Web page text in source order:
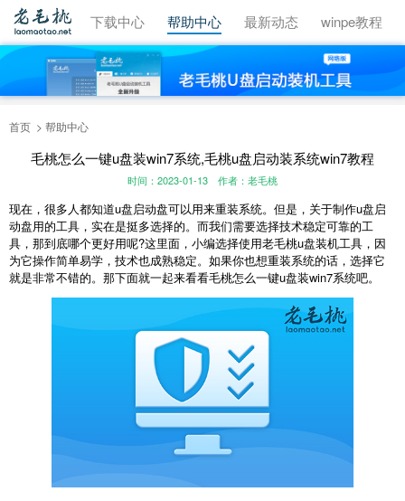
视频教程 下载中心 帮助中心 最新动态 winpe教程
首页 帮助中心
毛桃怎么一键u盘装win7系统,毛桃u盘启动装系统win7教程
时间：2023-01-13 作者：老毛桃
现在，很多人都知道u盘启动盘可以用来重装系统。但是，关于制作u盘启
动盘用的工具，实在是挺多选择的。而我们需要选择技术稳定可靠的工
具，那到底哪个更好用呢?这里面，小编选择使用老毛桃u盘装机工具，因
为它操作简单易学，技术也成熟稳定。如果你也想重装系统的话，选择它
就是非常不错的。那下面就一起来看看毛桃怎么一键u盘装win7系统吧。